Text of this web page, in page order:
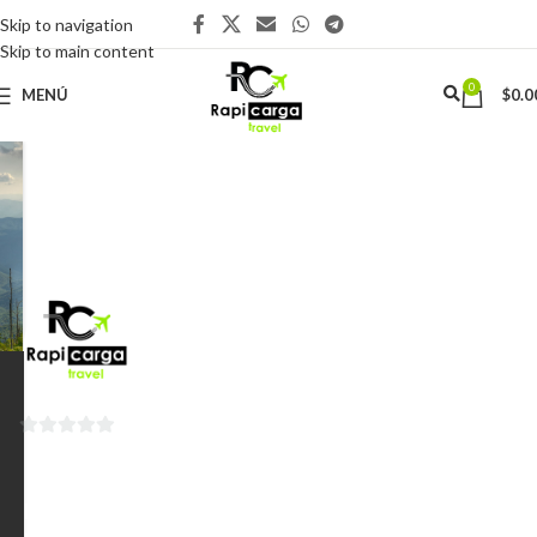
Skip to navigation
Skip to main content
MENÚ 0 $